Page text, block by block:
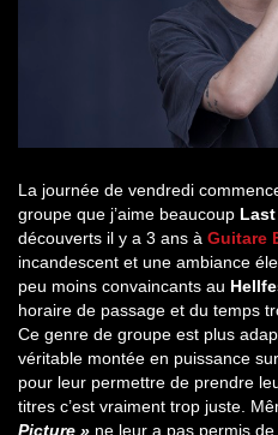
La journée de vendredi
groupe que j’aime beaucoup Last
découverts il y a 3 ans à Guitare
incandescent et une ambiance
peu moins convaincants au
horaire de passage et du temps
Ce genre de groupe est plus
véritable montée en puissance
pour leur permettre de prendre
titres c’est vraiment trop juste.
Picture » ne leur a pas permis